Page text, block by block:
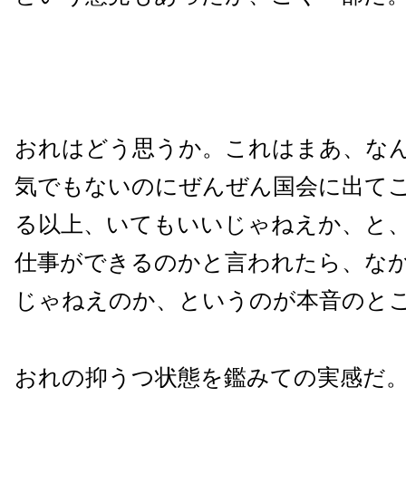
おれはどう思うか。これはまあ、な
気でもないのにぜんぜん国会に出て
る以上、いてもいいじゃねえか、と
仕事ができるのかと言われたら、な
じゃねえのか、というのが本音のと
おれの抑うつ状態を鑑みての実感だ